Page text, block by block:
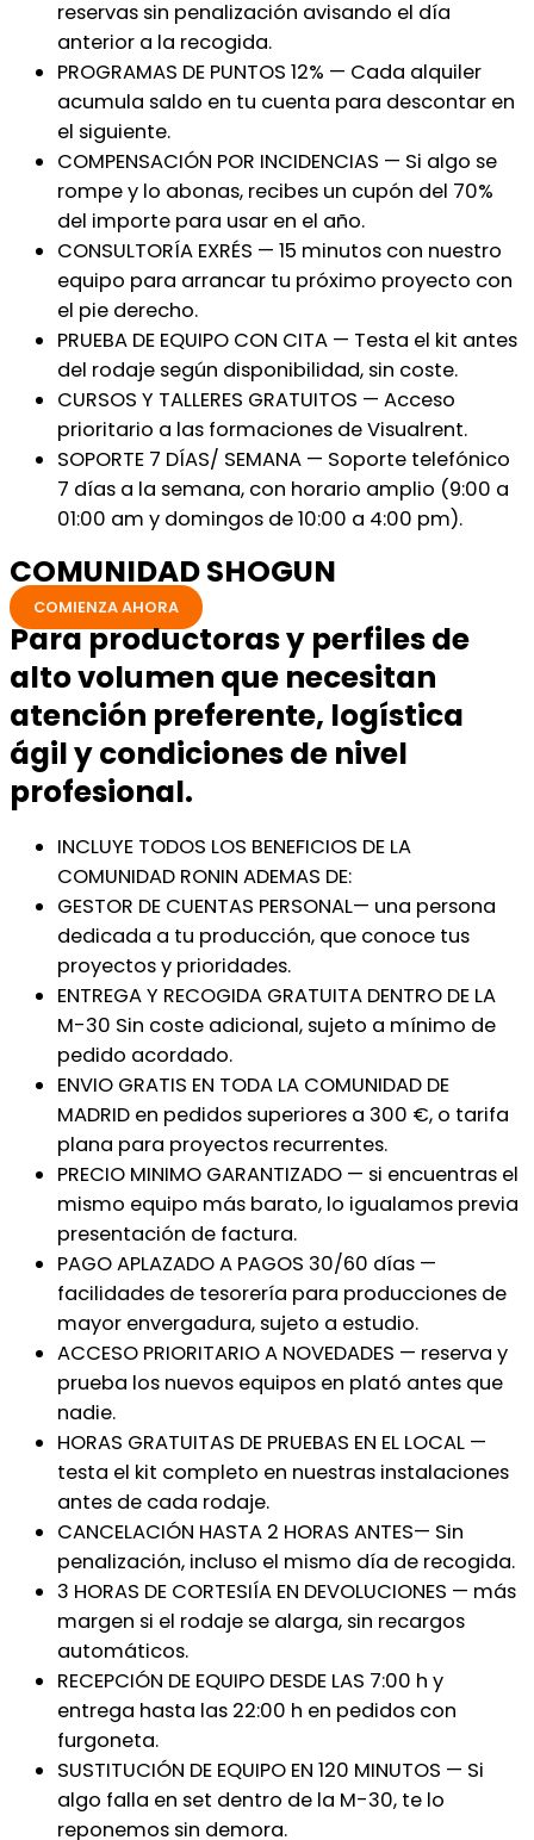
reservas sin penalización avisando el día
anterior a la recogida.
PROGRAMAS DE PUNTOS 12% — Cada alquiler
acumula saldo en tu cuenta para descontar en
el siguiente.
COMPENSACIÓN POR INCIDENCIAS — Si algo se
rompe y lo abonas, recibes un cupón del 70%
del importe para usar en el año.
CONSULTORÍA EXRÉS — 15 minutos con nuestro
equipo para arrancar tu próximo proyecto con
el pie derecho.
PRUEBA DE EQUIPO CON CITA — Testa el kit antes
del rodaje según disponibilidad, sin coste.
CURSOS Y TALLERES GRATUITOS — Acceso
prioritario a las formaciones de Visualrent.
SOPORTE 7 DÍAS/ SEMANA — Soporte telefónico
7 días a la semana, con horario amplio (9:00 a
01:00 am y domingos de 10:00 a 4:00 pm).
COMUNIDAD SHOGUN
COMIENZA AHORA
Para productoras y perfiles de
alto volumen que necesitan
atención preferente, logística
ágil y condiciones de nivel
profesional.
INCLUYE TODOS LOS BENEFICIOS DE LA
COMUNIDAD RONIN ADEMAS DE:
GESTOR DE CUENTAS PERSONAL— una persona
dedicada a tu producción, que conoce tus
proyectos y prioridades.
ENTREGA Y RECOGIDA GRATUITA DENTRO DE LA
M-30 Sin coste adicional, sujeto a mínimo de
pedido acordado.
ENVIO GRATIS EN TODA LA COMUNIDAD DE
MADRID en pedidos superiores a 300 €, o tarifa
plana para proyectos recurrentes.
PRECIO MINIMO GARANTIZADO — si encuentras el
mismo equipo más barato, lo igualamos previa
presentación de factura.
PAGO APLAZADO A PAGOS 30/60 días —
facilidades de tesorería para producciones de
mayor envergadura, sujeto a estudio.
ACCESO PRIORITARIO A NOVEDADES — reserva y
prueba los nuevos equipos en plató antes que
nadie.
HORAS GRATUITAS DE PRUEBAS EN EL LOCAL —
testa el kit completo en nuestras instalaciones
antes de cada rodaje.
CANCELACIÓN HASTA 2 HORAS ANTES— Sin
penalización, incluso el mismo día de recogida.
3 HORAS DE CORTESIÍA EN DEVOLUCIONES — más
margen si el rodaje se alarga, sin recargos
automáticos.
RECEPCIÓN DE EQUIPO DESDE LAS 7:00 h y
entrega hasta las 22:00 h en pedidos con
furgoneta.
SUSTITUCIÓN DE EQUIPO EN 120 MINUTOS — Si
algo falla en set dentro de la M-30, te lo
reponemos sin demora.